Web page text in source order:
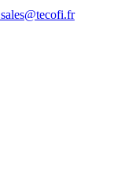
sales@tecofi.fr